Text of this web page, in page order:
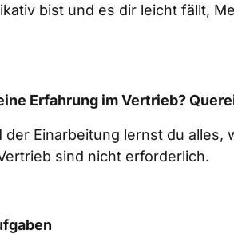
bist und es dir leicht fällt,
Erfahrung im Vertrieb?
der Einarbeitung lernst du
sind nicht erforderlich.